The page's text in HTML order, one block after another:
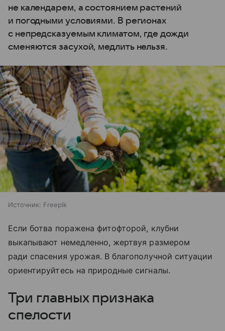
не календарем, а состоянием растений
и погодными условиями. В регионах
с непредсказуемым климатом, где дожди
сменяются засухой, медлить нельзя.
Источник: Freepik
Если ботва поражена фитофторой, клубни
выкапывают немедленно, жертвуя размером
ради спасения урожая. В благополучной ситуации
ориентируйтесь на природные сигналы.
Три главных признака
спелости